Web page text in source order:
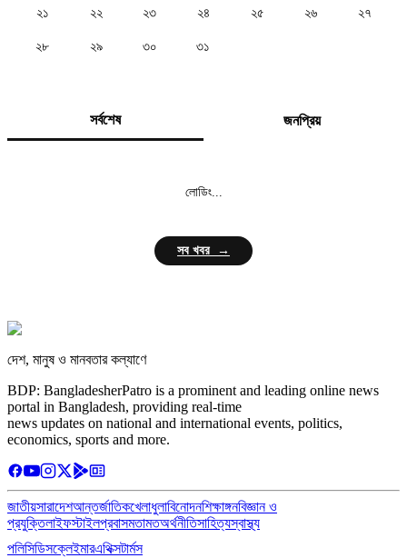
২১ ২২ ২৩ ২৪ ২৫ ২৬ ২৭
২৮ ২৯ ৩০ ৩১
সর্বশেষ জনপ্রিয়
লোডিং...
সব খবর →
দেশ, মানুষ ও মানবতার কল্যাণে
BDP: BangladesherPatro is a prominent and leading online news
portal in Bangladesh, providing real-time
news updates on national and international events, politics,
economics, sports and more.
জাতীয়সারাদেশআন্তর্জাতিকখেলাধুলাবিনোদনশিক্ষাঙ্গনবিজ্ঞান ও
প্রযুক্তিলাইফস্টাইলপ্রবাসমতামতঅর্থনীতিসাহিত্যস্বাস্থ্য
পলিসিডিসক্লেইমারএথিক্সটার্মস